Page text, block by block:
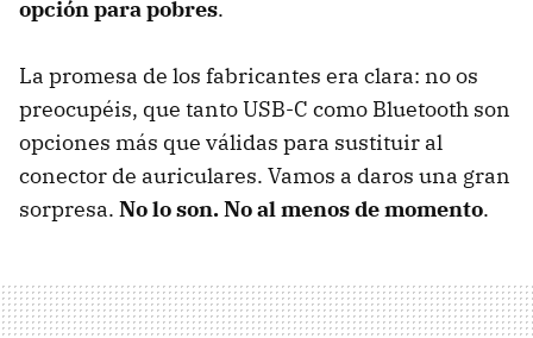
opción para pobres.
La promesa de los fabricantes era clara: no os
preocupéis, que tanto USB-C como Bluetooth son
opciones más que válidas para sustituir al
conector de auriculares. Vamos a daros una gran
sorpresa. No lo son. No al menos de momento.